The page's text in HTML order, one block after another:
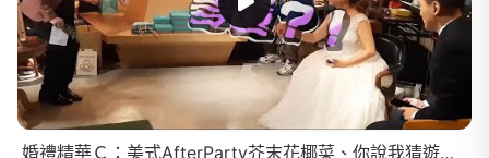
婚禮精華Ｃ：美式AfterParty芥末花椰菜、你說我猜遊戲超爆笑！地中海賓客竟中唯一特獎吹風機！